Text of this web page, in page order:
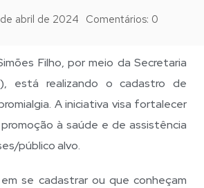
de abril de 2024 Comentários: 0
Filho, por meio da Secretaria
está realizando o cadastro de
A iniciativa visa fortalecer
à saúde e de assistência
público alvo.
se cadastrar ou que conheçam